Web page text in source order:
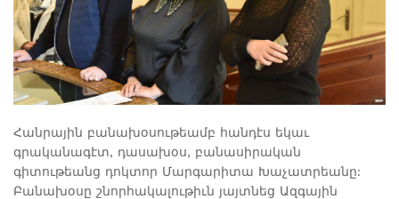
Հանրային բանախօսութեամբ հանդէս եկաւ
գրականագէտ, դասախօս, բանասիրական
գիտութեանց դոկտոր Մարգարիտա Խաչատրեանը:
Բանախօսը շնորհակալութիւն յայտնեց Ազգային